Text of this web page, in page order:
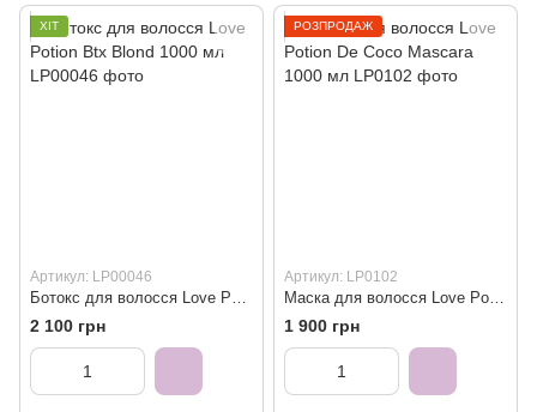
ХІТ
Артикул: LP00046
2 100 грн
РОЗПРОДАЖ
Артикул: LP0102
1 900 грн